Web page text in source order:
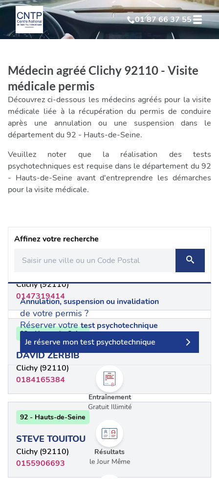
01 87 66 37 55
Test Psychotechnique
Test Psychotechniquesuite à invalidation
Test Psychotechniqueprofessionnel
Médecin agréé Clichy 92110 - Visite
médicale permis
Découvrez ci-dessous les médecins agréés pour la visite
médicale liée à la récupération du permis de conduire
après une annulation ou une suspension dans le
département du 92 - Hauts-de-Seine.
Veuillez noter que la réalisation des tests
psychotechniques est requise dans le département du 92
- Hauts-de-Seine avant d'entreprendre les démarches
pour la visite médicale.
Affinez votre recherche
Annulation, suspension ou invalidation
de votre permis ?
Réserver votretest psychotechnique
Je réserve mon test psychotechnique
Entraînement
Gratuit Illimité
Résultats
le Jour Même
Clichy (92110)
0147319414
92 - Hauts-de-Seine
DAVID ZERBIB
Clichy (92110)
0184165384
92 - Hauts-de-Seine
STEVE TOUITOU
Clichy (92110)
0155906693